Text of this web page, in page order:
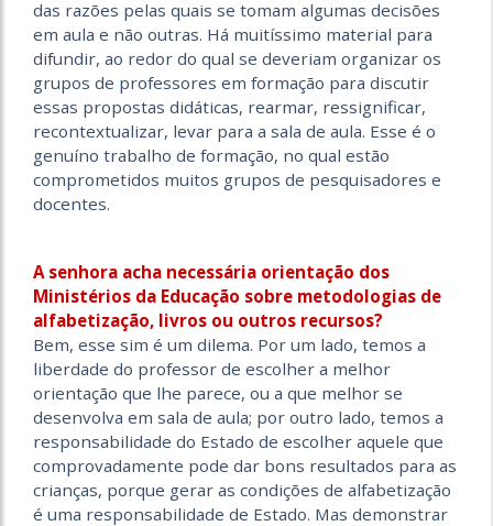
das razões pelas quais se tomam algumas decisões
em aula e não outras. Há muitíssimo material para
difundir, ao redor do qual se deveriam organizar os
grupos de professores em formação para discutir
essas propostas didáticas, rearmar, ressignificar,
recontextualizar, levar para a sala de aula. Esse é o
genuíno trabalho de formação, no qual estão
comprometidos muitos grupos de pesquisadores e
docentes.
A senhora acha necessária orientação dos
Ministérios da Educação sobre metodologias de
alfabetização, livros ou outros recursos?
Bem, esse sim é um dilema. Por um lado, temos a
liberdade do professor de escolher a melhor
orientação que lhe parece, ou a que melhor se
desenvolva em sala de aula; por outro lado, temos a
responsabilidade do Estado de escolher aquele que
comprovadamente pode dar bons resultados para as
crianças, porque gerar as condições de alfabetização
é uma responsabilidade de Estado. Mas demonstrar